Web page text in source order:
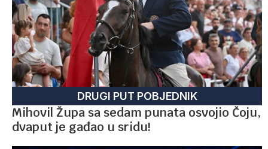
DRUGI PUT POBJEDNIK
Mihovil Župa sa sedam punata osvojio Čoju,
dvaput je gađao u sridu!